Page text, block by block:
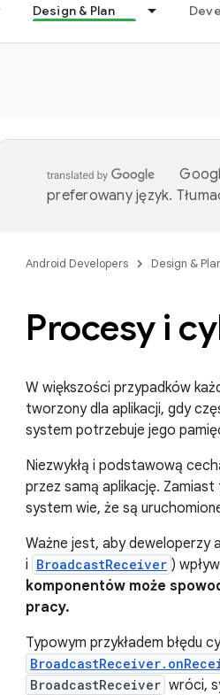
Design & Plan
preferowany język.
Android Developers Design &
Procesy i
W większości przypadków
tworzony dla aplikacji, gdy
system potrzebuje jego
Niezwykłą i podstawową
przez samą aplikację.
system wie, że są
Ważne jest, aby deweloperzy
i BroadcastReceiver )
komponentów może
pracy.
Typowym przykładem błędu
BroadcastReceiver wróci,